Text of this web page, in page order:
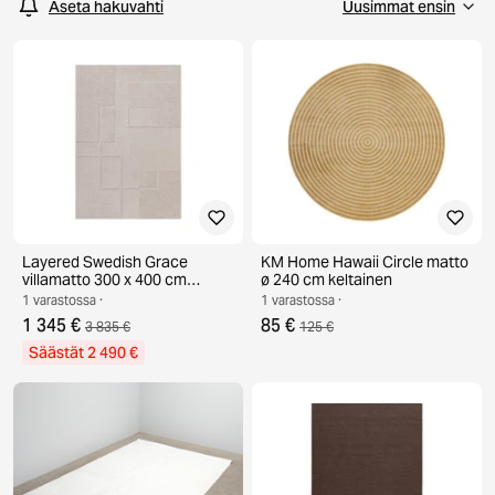
Aseta hakuvahti
Layered Swedish Grace
villamatto 300 x 400 cm
Oatmeal
1 varastossa ·
1 345 € 3 835 €
Säästät 2 490 €
KM Home Hawaii Circle matto
ø 240 cm keltainen
1 varastossa ·
85 € 125 €